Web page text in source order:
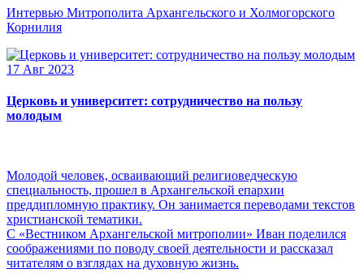
Интервью Митрополита Архангельского и Холмогорского
Корнилия
17 Авг 2023
Церковь и университет: сотрудничество на пользу
молодым
Молодой человек, осваивающий религиоведческую
специальность, прошел в Архангельской епархии
преддипломную практику. Он занимается переводами текстов
христианской тематики.
С «Вестником Архангельской митрополии» Иван поделился
соображениями по поводу своей деятельности и рассказал
читателям о взглядах на духовную жизнь.